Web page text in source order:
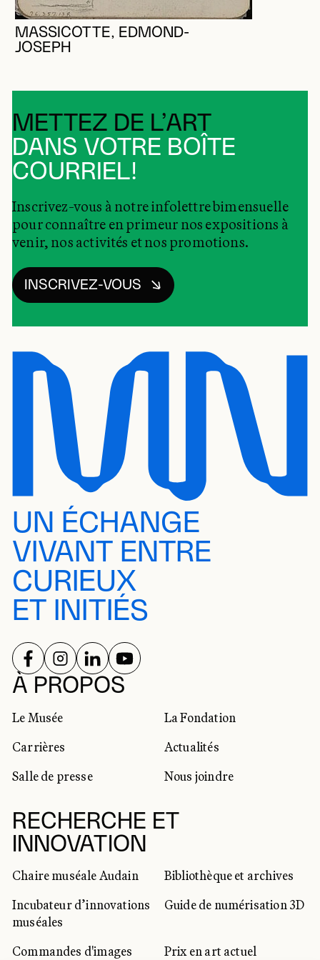
MASSICOTTE, EDMOND-
JOSEPH
METTEZ DE L’ART
DANS VOTRE BOÎTE
COURRIEL!
Inscrivez-vous à notre infolettre bimensuelle
pour connaître en primeur nos expositions à
venir, nos activités et nos promotions.
INSCRIVEZ-VOUS
UN ÉCHANGE
VIVANT ENTRE
CURIEUX
ET INITIÉS
À PROPOS
Le Musée
La Fondation
Carrières
Actualités
Salle de presse
Nous joindre
RECHERCHE ET
INNOVATION
Chaire muséale Audain
Bibliothèque et archives
Incubateur d’innovations
muséales
Guide de numérisation 3D
Commandes d'images Prix en art actuel
RÉSEAUX SOCIAUX
SUIVEZ-NOUS SUR
SUIVEZ-NOUS SUR
SUIVEZ-NOUS SUR
SUIVEZ-NOUS SUR